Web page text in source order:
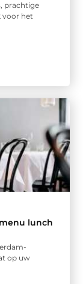
prachtige
voor het
lunch
op uw